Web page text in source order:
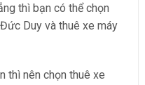
thì bạn có thể chọn
Duy và thuê xe máy
thì nên chọn thuê xe